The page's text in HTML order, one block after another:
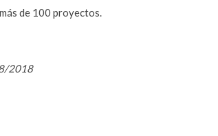
de 100 proyectos.
2018